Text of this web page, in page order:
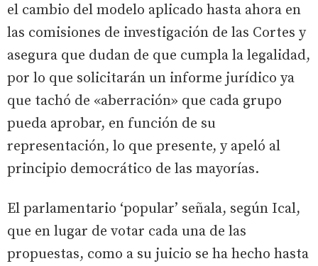
el cambio del modelo aplicado hasta ahora en
las comisiones de investigación de las Cortes y
asegura que dudan de que cumpla la legalidad,
por lo que solicitarán un informe jurídico ya
que tachó de «aberración» que cada grupo
pueda aprobar, en función de su
representación, lo que presente, y apeló al
principio democrático de las mayorías.
El parlamentario ‘popular’ señala, según Ical,
que en lugar de votar cada una de las
propuestas, como a su juicio se ha hecho hasta